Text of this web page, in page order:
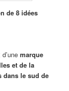
de 8 idées
marque
et de la
dans le sud de